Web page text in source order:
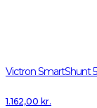
Victron SmartShunt
1.162,00 kr.